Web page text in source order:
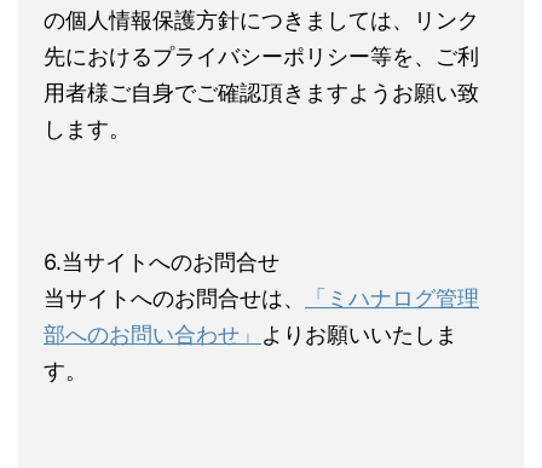
の個人情報保護方針につきましては、リンク
先におけるプライバシーポリシー等を、ご利
用者様ご自身でご確認頂きますようお願い致
します。
6.当サイトへのお問合せ
当サイトへのお問合せは、
「ミハナログ管理
部へのお問い合わせ」 よりお願いいたしま
す。